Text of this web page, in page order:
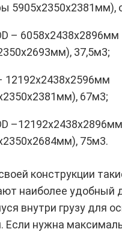
5905х2350х2381мм),
– 6058х2438х2896мм
37,5м3;
12192х2438х2596мм
67м3;
–12192х2438х2896мм
75м3.
конструкции
наиболее удобный
внутри грузу для
Если нужна